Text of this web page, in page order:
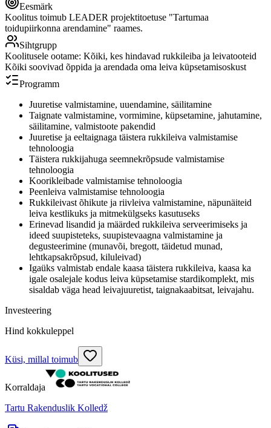
Eesmärk
Koolitus toimub LEADER projektitoetuse "Tartumaa
toidupiirkonna arendamine" raames.
Sihtgrupp
Koolitusele ootame: Kõiki, kes hindavad rukkileiba ja leivatooteid
Kõiki soovivad õppida ja arendada oma leiva küpsetamisoskust
Programm
Juuretise valmistamine, uuendamine, säilitamine
Taignate valmistamine, vormimine, küpsetamine, jahutamine,
säilitamine, valmistoote pakendid
Juuretise ja eeltaignaga täistera rukkileiva valmistamise
tehnoloogia
Täistera rukkijahuga seemnekrõpsude valmistamise
tehnoloogia
Koorikleibade valmistamise tehnoloogia
Peenleiva valmistamise tehnoloogia
Rukkileivast õhikute ja riivleiva valmistamine, näpunäiteid
leiva kestlikuks ja mitmekülgseks kasutuseks
Erinevad lisandid ja määrded rukkileiva serveerimiseks ja
ideed suupisteteks, suupistevaagna valmistamine ja
degusteerimine (munavõi, bregott, täidetud munad,
lehtkapsakrõpsud, kiluleivad)
Igaüks valmistab endale kaasa täistera rukkileiva, kaasa ka
igale osalejale kodus leiva küpsetamise stardikomplekt, mis
sisaldab väga head leivajuuretist, taignakaabitsat, leivajahu.
Investeering
Hind kokkuleppel
Küsi, millal toimub
Korraldaja
Tartu Rakenduslik Kolledž